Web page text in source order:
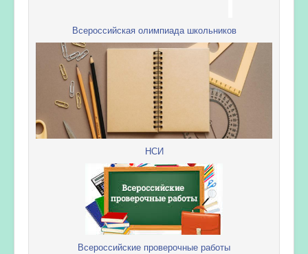
Всероссийская олимпиада школьников
НСИ
Всероссийские проверочные работы